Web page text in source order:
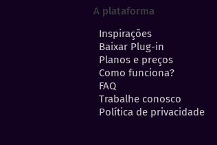
A plataforma
Inspirações
Baixar Plug-in
Planos e preços
Como funciona?
FAQ
Trabalhe conosco
Política de privacidade